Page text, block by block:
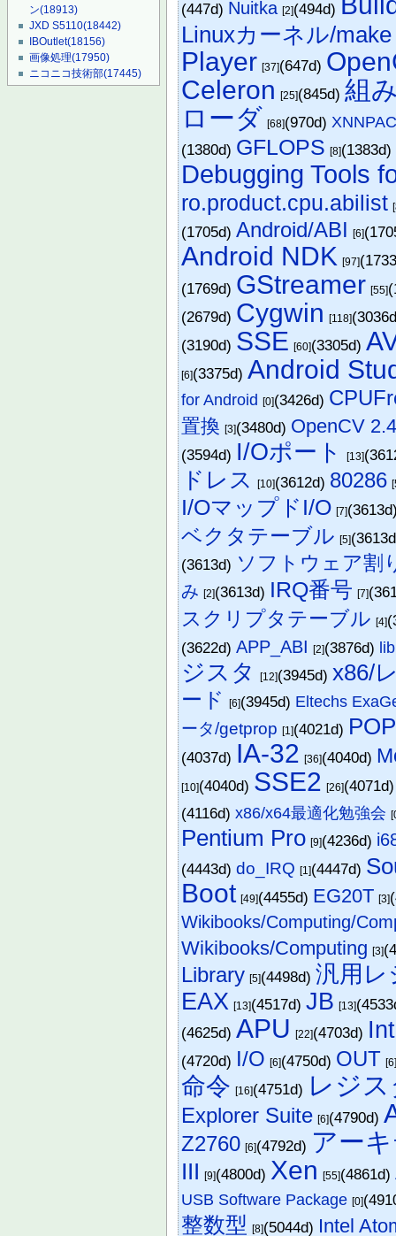
ン(18913)
JXD S5110(18442)
IBOutlet(18156)
画像処理(17950)
ニコニコ技術部(17445)
(447d) Nuitka [2](494d)
Linuxカーネル/make
Player [37](647d)
Celeron [25](845d)組
ローダ [68](970d)
(1380d) GFLOPS [8](1383d)
Debugging Tools
ro.product.cpu.abilist
(1705d)Android/ABI [6]
Android NDK [97]
(1769d) GStreamer [55]
(2679d) Cygwin [118]
(3190d) SSE [60](3305d)
[6](3375d)Android
for Android [0](3426d)
置換 [3](3480d) OpenCV
(3594d) I/Oポート [13]
ドレス [10](3612d) 80286
I/OマップドI/O [7]
ベクタテーブル [5]
(3613d) ソフトウェア割
み [2](3613d) IRQ番号 [7]
スクリプタテーブル [4]
(3622d)APP_ABI [2](3876d)
ジスタ [12](3945d)x86/
ード [6](3945d) Eltechs
ータ/getprop [1](4021d) POP
(4037d) IA-32 [36](4040d)
[10](4040d) SSE2 [26]
(4116d)x86/x64最適化勉強会
Pentium Pro [9](4236d)
(4443d)do_IRQ [1](4447d)
Boot [49](4455d) EG20T [3]
Wikibooks/Computing/
Wikibooks/Computing [3]
Library [5](4498d) 汎用レ
EAX [13](4517d)JB [13]
(4625d)APU [22](4703d)
(4720d) I/O [6](4750d) OUT
命令 [16](4751d) レジ
Explorer Suite [6](4790d)
Z2760 [6](4792d) アー
III [9](4800d) Xen [55](4861d)
USB Software Package [0]
整数型 [8](5044d) Intel